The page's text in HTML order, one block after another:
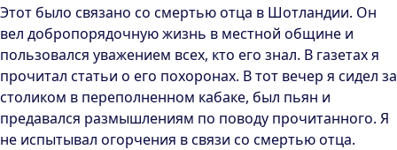
Этот было связано со смертью отца в Шотландии. Он
вел добропорядочную жизнь в местной общине и
пользовался уважением всех, кто его знал. В газетах я
прочитал статьи о его похоронах. В тот вечер я сидел за
столиком в переполненном кабаке, был пьян и
предавался размышлениям по поводу прочитанного. Я
не испытывал огорчения в связи со смертью отца.